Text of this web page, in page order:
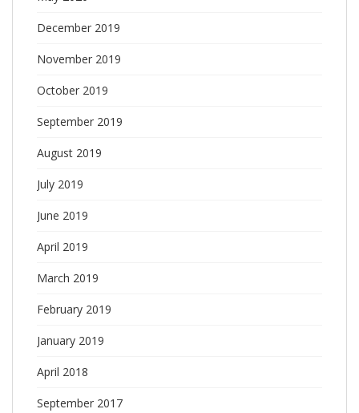
December 2019
November 2019
October 2019
September 2019
August 2019
July 2019
June 2019
April 2019
March 2019
February 2019
January 2019
April 2018
September 2017